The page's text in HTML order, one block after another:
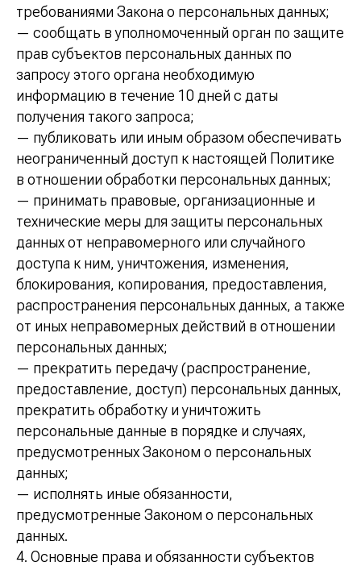
требованиями Закона о персональных данных;
— сообщать в уполномоченный орган по защите
прав субъектов персональных данных по
запросу этого органа необходимую
информацию в течение 10 дней с даты
получения такого запроса;
— публиковать или иным образом обеспечивать
неограниченный доступ к настоящей Политике
в отношении обработки персональных данных;
— принимать правовые, организационные и
технические меры для защиты персональных
данных от неправомерного или случайного
доступа к ним, уничтожения, изменения,
блокирования, копирования, предоставления,
распространения персональных данных, а также
от иных неправомерных действий в отношении
персональных данных;
— прекратить передачу (распространение,
предоставление, доступ) персональных данных,
прекратить обработку и уничтожить
персональные данные в порядке и случаях,
предусмотренных Законом о персональных
данных;
— исполнять иные обязанности,
предусмотренные Законом о персональных
данных.
4. Основные права и обязанности субъектов